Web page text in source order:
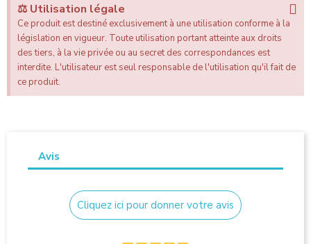
⚖️ Utilisation légale
Ce produit est destiné exclusivement à une utilisation conforme à la
législation en vigueur. Toute utilisation portant atteinte aux droits
des tiers, à la vie privée ou au secret des correspondances est
interdite. L'utilisateur est seul responsable de l'utilisation qu'il fait de
ce produit.
Avis
Cliquez ici pour donner votre avis